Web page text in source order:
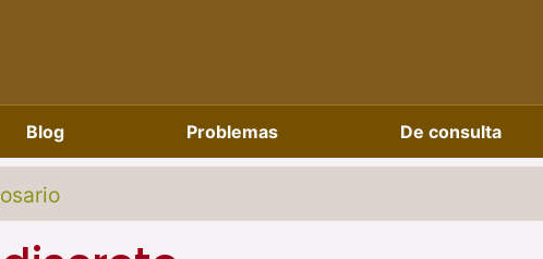
Blog Problemas De consulta